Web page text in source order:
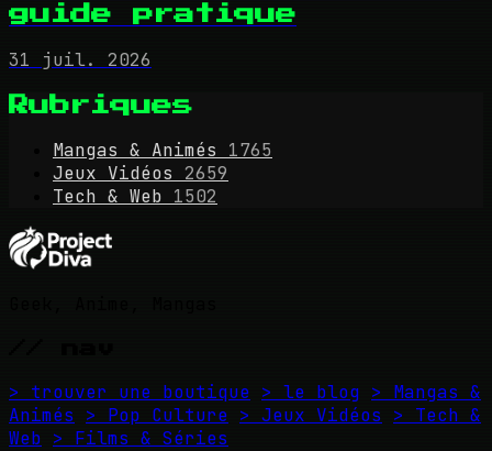
guide pratique
31 juil. 2026
Rubriques
Mangas & Animés
1765
Jeux Vidéos
2659
Tech & Web 1502
> trouver une boutique > le blog > Mangas &
Animés
> Pop Culture > Jeux Vidéos
> Tech &
Web > Films & Séries